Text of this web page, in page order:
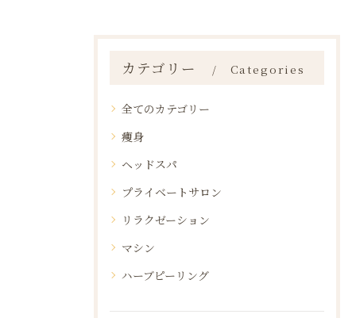
カテゴリー Categories
全てのカテゴリー
痩身
ヘッドスパ
プライベートサロン
リラクゼーション
マシン
ハーブピーリング